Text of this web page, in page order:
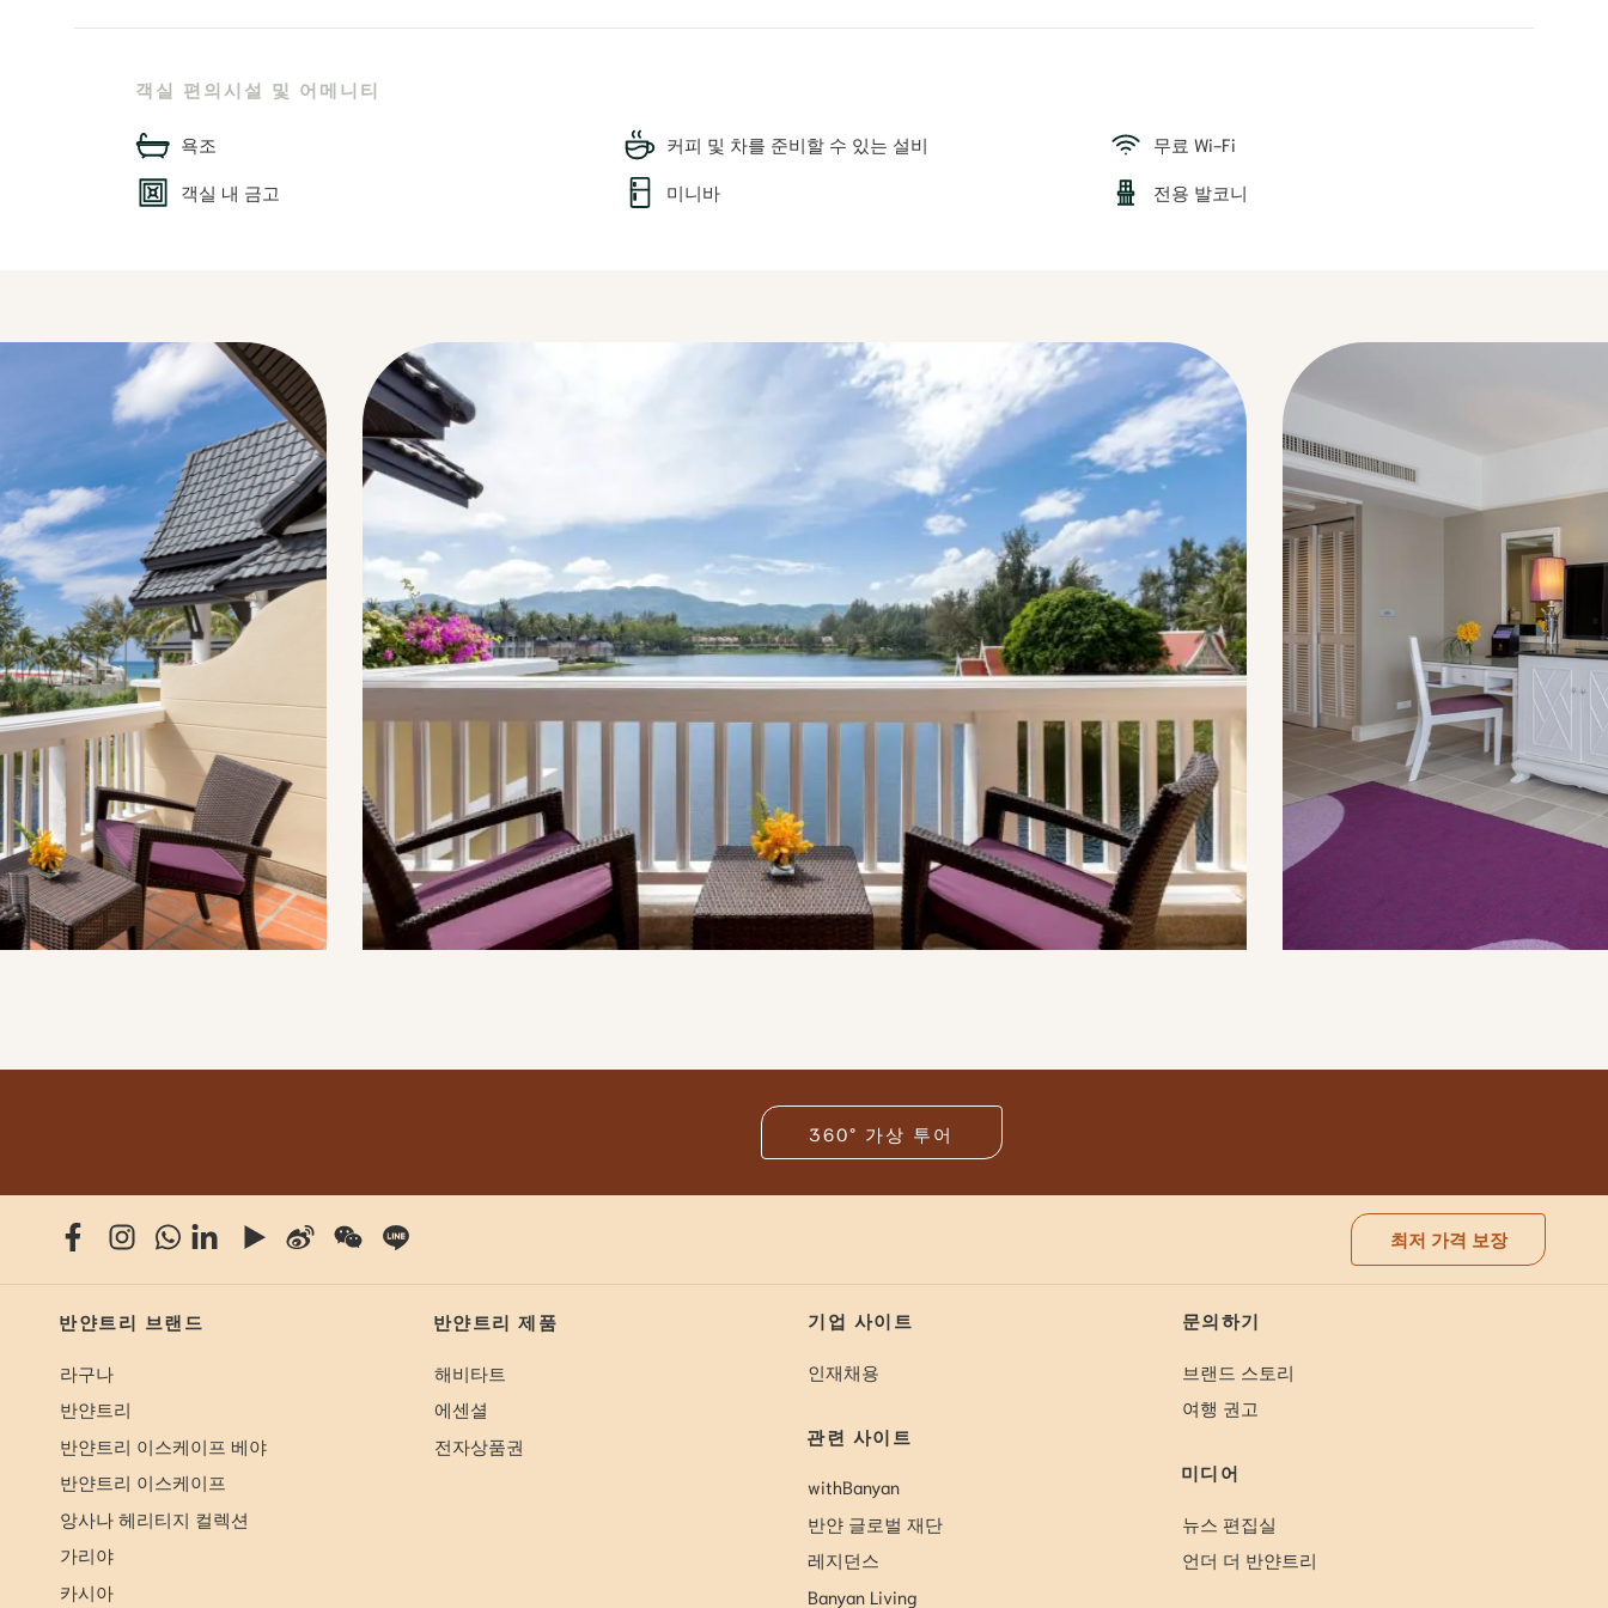
객실 편의시설 및 어메니티
욕조 커피 및 차를 준비할 수 있는 설비
무료 Wi-Fi
객실 내 금고
미니바 전용 발코니
360° 가상 투어
최저 가격 보장
반얀트리 브랜드
라구나
반얀트리
반얀트리 이스케이프 베야
반얀트리 이스케이프
앙사나 헤리티지 컬렉션
가리야
카시아
반얀트리 제품
해비타트
에센셜
전자상품권
기업 사이트
인재채용
관련 사이트
withBanyan
반얀 글로벌 재단
레지던스
Banyan Living
문의하기
브랜드 스토리
여행 권고
미디어
뉴스 편집실
언더 더 반얀트리